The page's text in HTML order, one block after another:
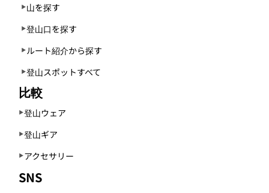
山を探す
登山口を探す
ルート紹介から探す
登山スポットすべて
比較
登山ウェア
登山ギア
アクセサリー
SNS